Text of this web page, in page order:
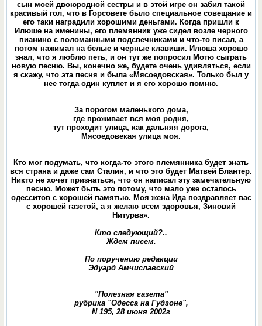
сын моей двоюродной сестры и в этой игре он забил такой
красивый гол, что в Горсовете было специальное совещание и
его таки наградили хорошими деньгами. Когда пришли к
Илюше на именины, его племянник уже сидел возле черного
пианино с поломанными подсвечниками и что-то писал, а
потом нажимал на белые и черные клавиши. Илюша хорошо
знал, что я люблю петь, и он тут же попросил Мотю сыграть
новую песню. Вы, конечно же, будете очень удивляться, если
я скажу, что эта песня и была «Мясоедовская». Только был у
нее тогда один куплет и я его хорошо помню.
За порогом маленького дома,
где проживает вся моя родня,
тут проходит улица, как дальняя дорога,
Мясоедовекая улица моя.
Кто мог подумать, что когда-то этого племянника будет знать
вся страна и даже сам Сталин, и что это будет Матвей Блантер.
Никто не хочет признаться, что он написал эту замечательную
песню. Может быть это потому, что мало уже осталось
одесситов с хорошей памятью. Моя жена Ида поздравляет вас
с хорошей газетой, а я желаю всем здоровья, Зиновий
Нитурва».
Кто следующий?..
Ждем писем.
По поручению редакции
Эдуард Амчиславский
"Полезная газета"
рубрика "Одесса на Гудзоне",
N 195, 28 июня 2002г